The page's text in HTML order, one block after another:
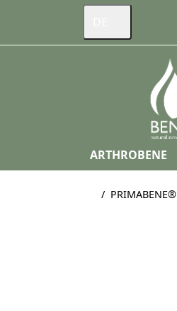
ARTHROBENE
Startseite
PRIMABENE®